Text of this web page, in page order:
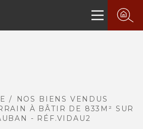
NOS BIENS VENDUS
À BÂTIR DE 833M² SUR
- RÉF.VIDAU2